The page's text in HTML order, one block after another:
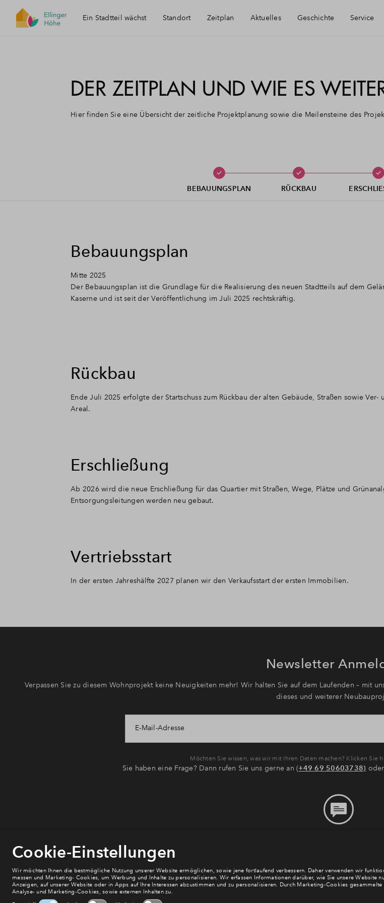
Ein Stadtteil wächst Standort Zeitplan Aktuelles Geschichte Service
DER ZEITPLAN UND WIE ES
Hier finden Sie eine Übersicht der zeitliche Projektplanung sowie die Meilensteine des
BEBAUUNGSPLAN RÜCKBAU
Bebauungsplan
Mitte 2025
Der Bebauungsplan ist die Grundlage für die Realisierung des neuen Stadtteils auf dem
Kaserne und ist seit der Veröffentlichung im Juli 2025 rechtskräftig.
Rückbau
Ende Juli 2025 erfolgte der Startschuss zum Rückbau der alten Gebäude, Straßen sowie
Areal.
Erschließung
Ab 2026 wird die neue Erschließung für das Quartier mit Straßen, Wege, Plätze und
Entsorgungsleitungen werden neu gebaut.
Vertriebsstart
In der ersten Jahreshälfte 2027 planen wir den Verkaufsstart der ersten Immobilien.
Newsletter
Verpassen Sie zu diesem Wohnprojekt keine Neuigkeiten mehr! Wir halten Sie auf dem Laufenden – mit
dieses und weiterer
E-Mail-Adresse
Möchten Sie wissen, was wir mit Ihren Daten machen? Klicken Sie
Sie haben eine Frage? Dann rufen Sie uns gerne an (+49 69 50603738)